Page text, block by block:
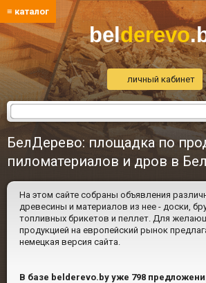
≡ каталог
belderevo
личный кабинет
БелДерево: площадка по
пиломатериалов и дров в
На этом сайте собраны объявления
древесины и материалов из нее - доски,
топливных брикетов и пеллет. Для
продукцией на европейский рынок
немецкая версия сайта.
В базе belderevo.by уже 798